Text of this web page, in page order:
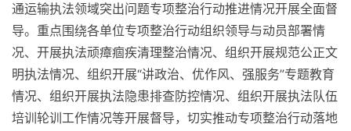
通运输执法领域突出问题专项整治行动推进情况开展全面督
导。重点围绕各单位专项整治行动组织领导与动员部署情
况、开展执法顽瘴痼疾清理整治情况、组织开展规范公正文
明执法情况、组织开展“讲政治、优作风、强服务”专题教育
情况、组织开展执法隐患排查防控情况、组织开展执法队伍
培训轮训工作情况等开展督导，切实推动专项整治行动落地